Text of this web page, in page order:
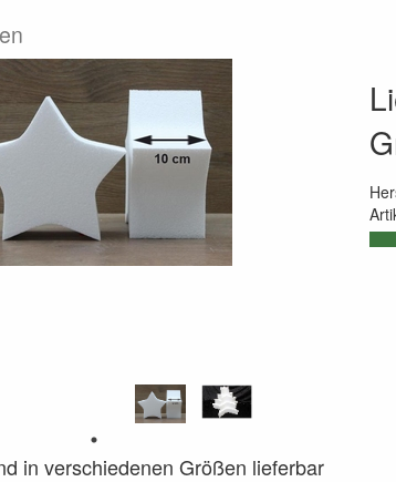
in verschiedenen Größen lieferbar